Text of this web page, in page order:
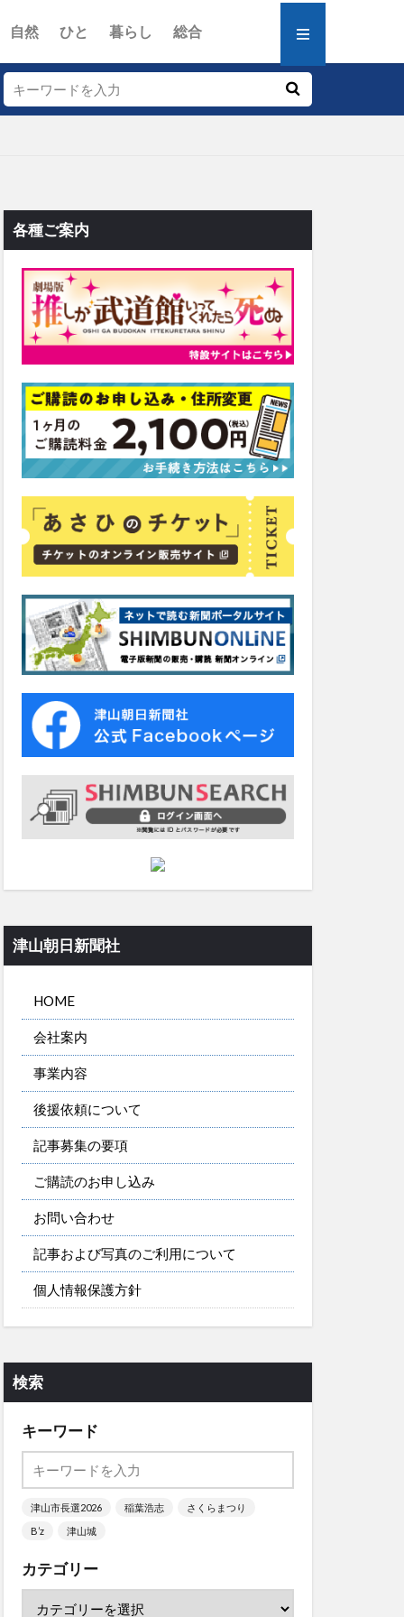
自然 ひと 暮らし 総合
各種ご案内
津山朝日新聞社
HOME
会社案内
事業内容
後援依頼について
記事募集の要項
ご購読のお申し込み
お問い合わせ
記事および写真のご利用について
個人情報保護方針
検索
キーワード
津山市長選2026 稲葉浩志
さくらまつり
B’z
津山城
カテゴリー